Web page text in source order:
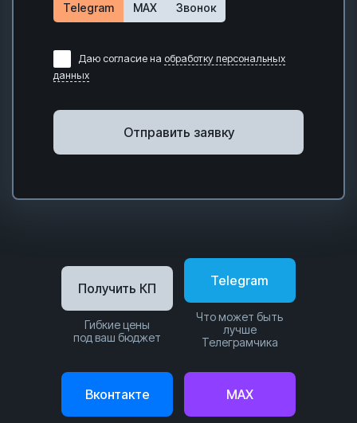
Telegram MAX Звонок
Даю согласие на обработку персональных
данных
Отправить заявку
Telegram
Что может быть
лучше
Телеграмчика
Вконтакте
Получить КП
Гибкие цены
под ваш бюджет
MAX